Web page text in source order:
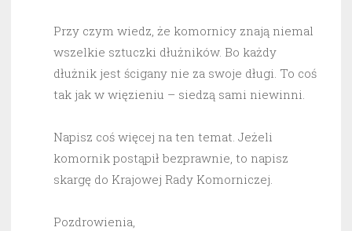
Przy czym wiedz, że komornicy znają niemal
wszelkie sztuczki dłużników. Bo każdy
dłużnik jest ścigany nie za swoje długi. To coś
tak jak w więzieniu – siedzą sami niewinni.
Napisz coś więcej na ten temat. Jeżeli
komornik postąpił bezprawnie, to napisz
skargę do Krajowej Rady Komorniczej.
Pozdrowienia,